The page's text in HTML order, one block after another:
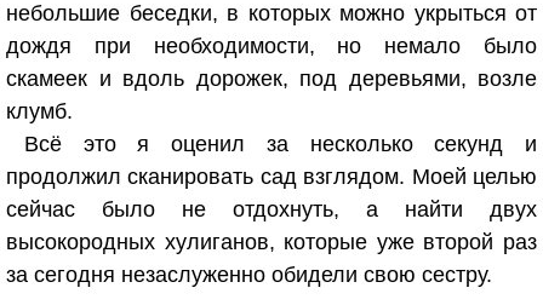
небольшие беседки, в которых можно укрыться от
дождя при необходимости, но немало было
скамеек и вдоль дорожек, под деревьями, возле
клумб.
Всё это я оценил за несколько секунд и
продолжил сканировать сад взглядом. Моей целью
сейчас было не отдохнуть, а найти двух
высокородных хулиганов, которые уже второй раз
за сегодня незаслуженно обидели свою сестру.